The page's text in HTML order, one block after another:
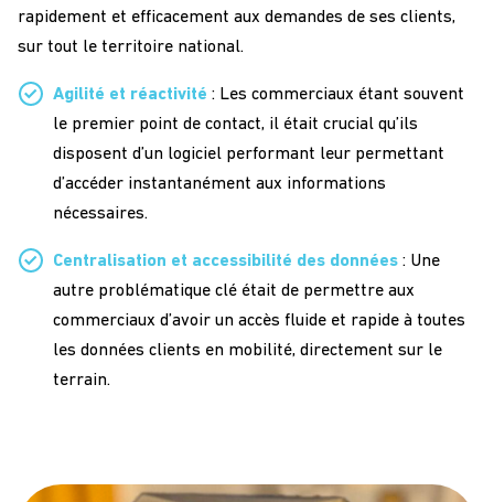
rapidement et efficacement aux demandes de ses clients,
sur tout le territoire national.
Agilité et réactivité : Les commerciaux étant souvent
le premier point de contact, il était crucial qu’ils
disposent d’un logiciel performant leur permettant
d’accéder instantanément aux informations
nécessaires.
Centralisation et accessibilité des données : Une
autre problématique clé était de permettre aux
commerciaux d’avoir un accès fluide et rapide à toutes
les données clients en mobilité, directement sur le
terrain.